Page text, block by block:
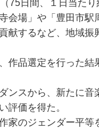
75日間、１日当た
会場」や「豊田市
献するなど、地域
作品選定を行った
ンスから、新たに
評価を得た。
家のジェンダー平